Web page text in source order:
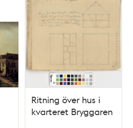
Ritning över hus i
kvarteret Bryggaren